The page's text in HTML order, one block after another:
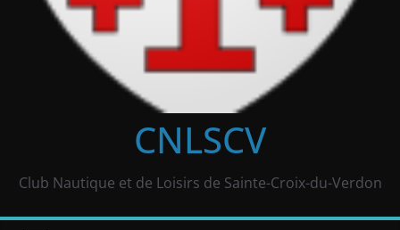
CNLSCV
Club Nautique et de Loisirs de Sainte-Croix-du-Verdon